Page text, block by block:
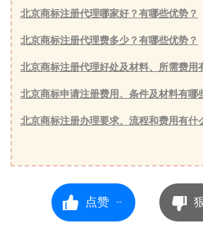
北京商标注册代理哪家好？有哪些优势？
北京商标注册代理费多少？有哪些优势？
北京商标注册代理好处及材料、所需费用
北京商标申请注册费用、条件及材料有哪
北京商标注册办理要求、流程和费用有什
点赞 --